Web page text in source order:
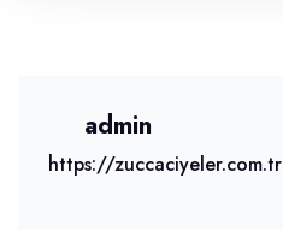
admin
https://zuccaciyeler.com.tr